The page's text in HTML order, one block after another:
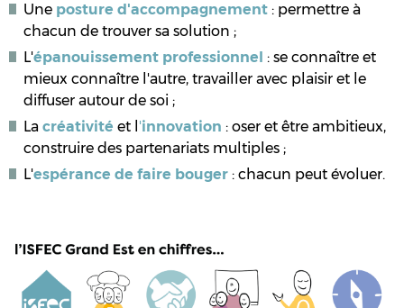
Une posture d'accompagnement : permettre à
chacun de trouver sa solution ;
L'épanouissement professionnel : se connaître et
mieux connaître l'autre, travailler avec plaisir et le
diffuser autour de soi ;
La créativité et l 'innovation : oser et être ambitieux,
construire des partenariats multiples ;
L'espérance de faire bouger : chacun peut évoluer.